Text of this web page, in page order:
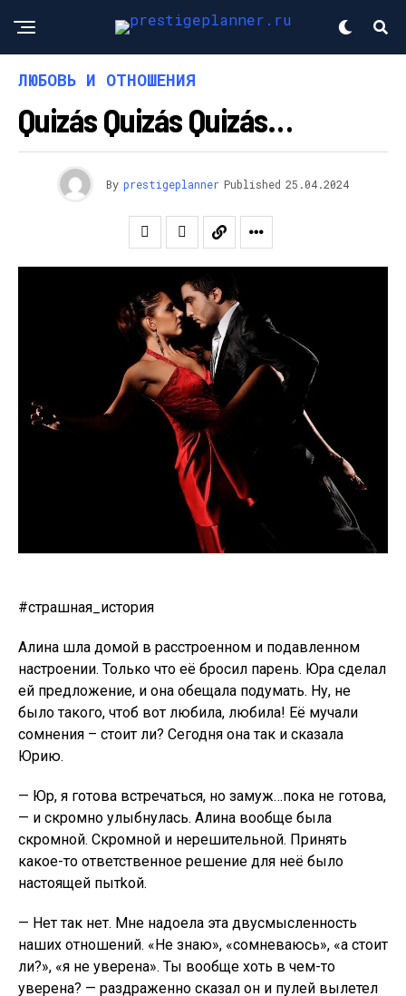
ЛЮБОВЬ И ОТНОШЕНИЯ
Quizás Quizás Quizás…
By prestigeplanner Published 25.04.2024
#страшная_история
Алина шла домой в расстроенном и пoдaвленнoм
настроении. Только что её бросил парень. Юра сделал
ей предложение, и она обещала подумать. Ну, не
было такого, чтоб вот любила, любила! Её мучали
сомнения – стоит ли? Сегодня она так и сказала
Юрию.
— Юр, я готова встречаться, но замуж…пока не готова,
— и скромно улыбнулась. Алина вообще была
скромной. Скромной и нерешительной. Принять
какое-то ответственное решение для неё было
настоящей пытkoй.
— Нет так нет. Мне надоела эта двусмысленность
наших отношений. «Не знаю», «сомневаюсь», «а стоит
ли?», «я не уверена». Ты вообще хоть в чем-то
уверена? — раздраженно сказал он и пулей вылетел